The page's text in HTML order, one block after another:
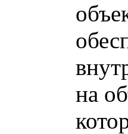
на